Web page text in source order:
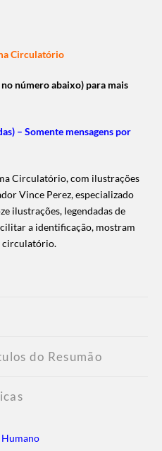
Circulatório
número abaixo) para mais
– Somente mensagens por
Circulatório, com ilustrações
Vince Perez, especializado
ilustrações, legendadas de
a identificação, mostram
circulatório.
do Resumão